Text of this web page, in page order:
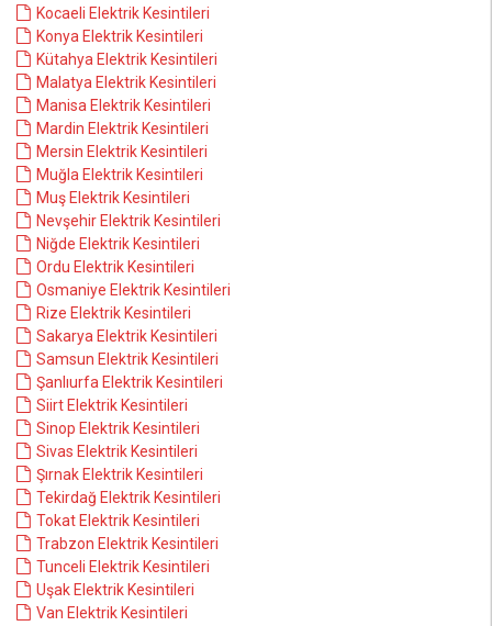
Kocaeli Elektrik Kesintileri
Konya Elektrik Kesintileri
Kütahya Elektrik Kesintileri
Malatya Elektrik Kesintileri
Manisa Elektrik Kesintileri
Mardin Elektrik Kesintileri
Mersin Elektrik Kesintileri
Muğla Elektrik Kesintileri
Muş Elektrik Kesintileri
Nevşehir Elektrik Kesintileri
Niğde Elektrik Kesintileri
Ordu Elektrik Kesintileri
Osmaniye Elektrik Kesintileri
Rize Elektrik Kesintileri
Sakarya Elektrik Kesintileri
Samsun Elektrik Kesintileri
Şanlıurfa Elektrik Kesintileri
Siirt Elektrik Kesintileri
Sinop Elektrik Kesintileri
Sivas Elektrik Kesintileri
Şırnak Elektrik Kesintileri
Tekirdağ Elektrik Kesintileri
Tokat Elektrik Kesintileri
Trabzon Elektrik Kesintileri
Tunceli Elektrik Kesintileri
Uşak Elektrik Kesintileri
Van Elektrik Kesintileri